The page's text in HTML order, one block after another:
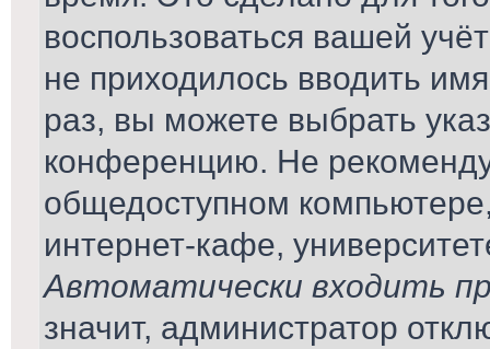
воспользоваться вашей
не приходилось вводить
раз, вы можете выбрать
конференцию. Не
общедоступном
интернет-кафе,
Автоматически входить
значит, администратор